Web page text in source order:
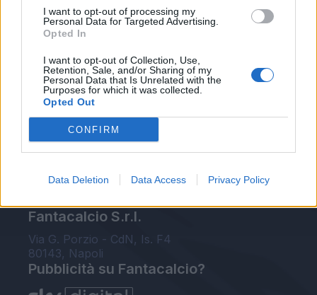
I want to opt-out of processing my
Personal Data for Targeted Advertising.
Opted In
I want to opt-out of Collection, Use,
Retention, Sale, and/or Sharing of my
Personal Data that Is Unrelated with the
Purposes for which it was collected.
Opted Out
CONFIRM
Data Deletion Data Access Privacy Policy
FantaAsta Buzz
Strumenti
Probabili formazioni
Voti Fantacalcio Serie A
Rigoristi Serie A
FantaAsta Live
Supporto
Contatti
Chi siamo
Fantacalcio S.r.l.
Via G. Porzio - CdN, Is. F4
80143, Napoli
Pubblicità su Fantacalcio?